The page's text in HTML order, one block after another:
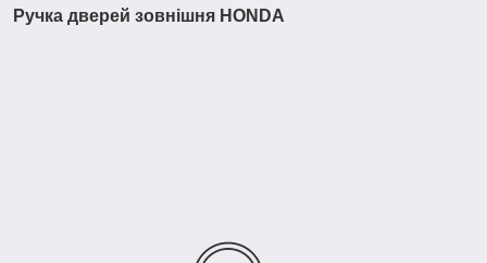
Ручка дверей зовнішня HONDA